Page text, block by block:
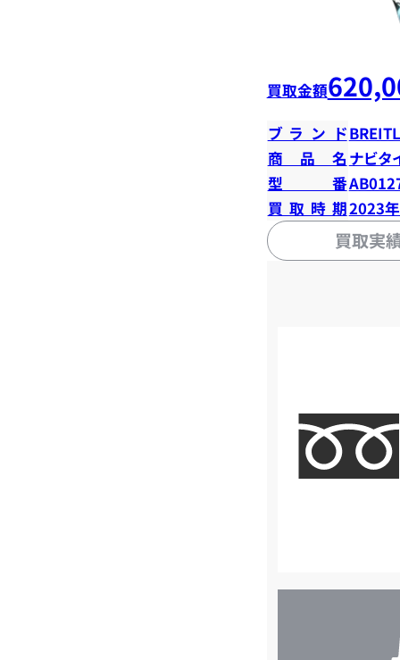
買取金額
ブランド
商品名 ナビタ
型番
買取時期2023
買取実